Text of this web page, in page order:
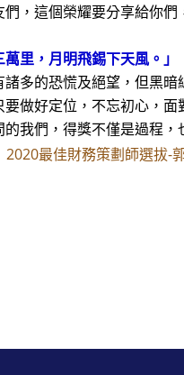
，這個榮耀要分享給你們
萬里，月明飛錫下天風。」
多的恐慌及絕望，但黑暗
要做好定位，不忘初心，
的我們，得獎不僅是過程
2020最佳財務策劃師選拔-